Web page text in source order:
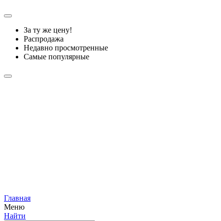
За ту же цену!
Распродажа
Недавно просмотренные
Самые популярные
Главная
Меню
Найти